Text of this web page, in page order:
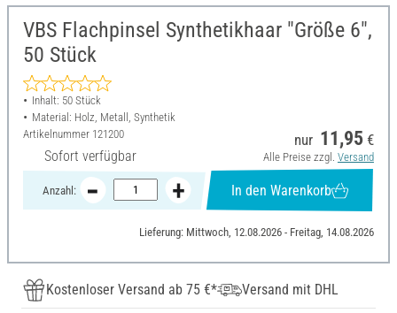
VBS Flachpinsel Synthetikhaar "Größe 6",
50 Stück
Inhalt: 50 Stück
Material: Holz, Metall, Synthetik
Artikelnummer 121200
Sofort verfügbar
nur 11,95 €
Alle Preise zzgl. Versand
Anzahl: In den Warenkorb
Lieferung: Mittwoch, 12.08.2026 - Freitag, 14.08.2026
Kostenloser Versand ab 75 €*
Versand mit DHL